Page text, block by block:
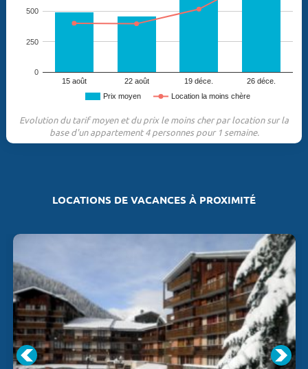
Prix moyen Location la moins chère
15 août 22 août 19 déce. 26 déce.
0
250
500
Evolution du tarif moyen et du prix le moins cher par location sur la
base d'un appartement 4 personnes pour 1 semaine.
LOCATIONS DE VACANCES À PROXIMITÉ